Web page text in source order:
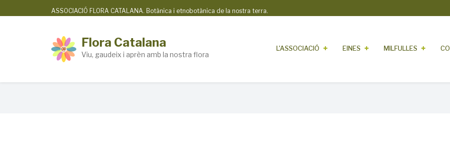
ASSOCIACIÓ FLORA CATALANA. Botànica i etnobotànica de la nostra terra.
Flora Catalana
Viu, gaudeix i aprèn amb la nostra flora
L'ASSOCIACIÓ EINES MILFULLES